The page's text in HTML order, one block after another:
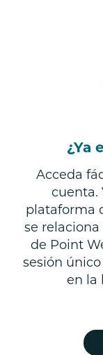
¿Ya
Acceda
cuenta.
plataforma
se
de Point
sesión único
en la